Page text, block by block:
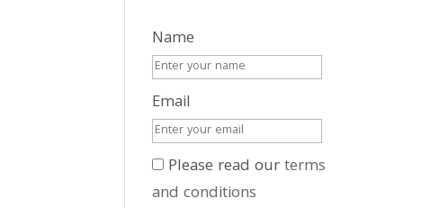
Name
Email
Please read ourterms
and conditions